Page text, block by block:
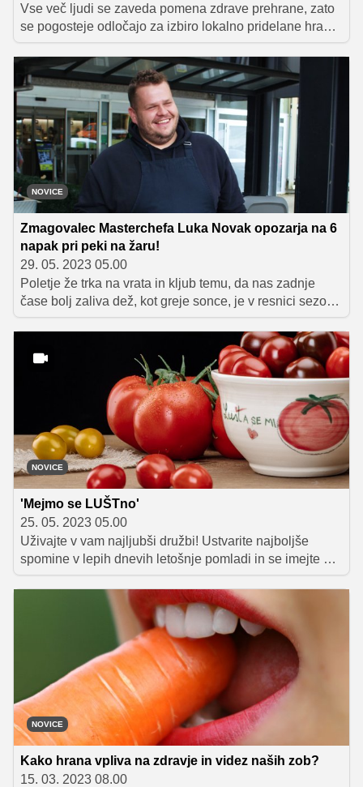
Vse več ljudi se zaveda pomena zdrave prehrane, zato
se pogosteje odločajo za izbiro lokalno pridelane hrane,
tudi mesa. Z izbiro mesa slovenskih rejcev, ki je
označeno z znakom "izbrana kakovost – Slovenija",
izbiramo višjo kakovost in zaupanja vredno slovensko
poreklo.
NOVICE
Zmagovalec Masterchefa Luka Novak opozarja na 6
napak pri peki na žaru!
29. 05. 2023 05.00
Poletje že trka na vrata in kljub temu, da nas zadnje
čase bolj zaliva dež, kot greje sonce, je v resnici sezona
piknikov že tu. Če tudi vam zasijejo oči ob misli na
okusen in zabaven piknik, potem le izkoristite kakšen
lepši dan za druženje s prijatelji in družino ob peki na
ražnju. Žar je namreč nepogrešljiv spremljevalec
mnogih poletij. A ko se boste lotili priprave hrane na
roštilju, nikar ne delajte teh napak.
NOVICE
'Mejmo se LUŠTno'
25. 05. 2023 05.00
Uživajte v vam najljubši družbi! Ustvarite najboljše
spomine v lepih dnevih letošnje pomladi in se imejte pri
tem prav LUŠTno s slovenskim paradižnikom. LUŠT je
namreč že na policah.
NOVICE
Kako hrana vpliva na zdravje in videz naših zob?
15. 03. 2023 08.00